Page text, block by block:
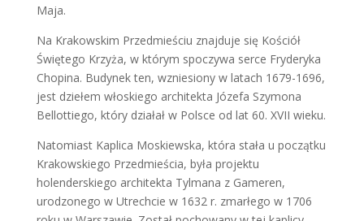
Maja.
Na Krakowskim Przedmieściu znajduje się Kościół
Świętego Krzyża, w którym spoczywa serce Fryderyka
Chopina. Budynek ten, wzniesiony w latach 1679-1696,
jest dziełem włoskiego architekta Józefa Szymona
Bellottiego, który działał w Polsce od lat 60. XVII wieku.
Natomiast Kaplica Moskiewska, która stała u początku
Krakowskiego Przedmieścia, była projektu
holenderskiego architekta Tylmana z Gameren,
urodzonego w Utrechcie w 1632 r. zmarłego w 1706